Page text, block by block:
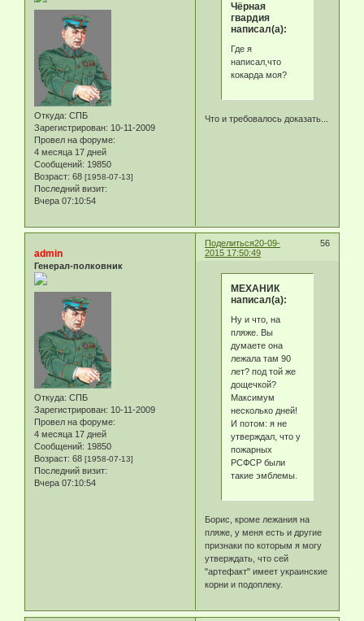
Откуда: СПБ
Зарегистрирован: 10-11-2009
Провел на форуме:
4 месяца 17 дней
Сообщений: 19850
Возраст: 68 [1958-07-13]
Последний визит:
Вчера 07:10:54
Чёрная
гвардия
написал(а):
Где я
написал,что
кокарда моя?
Что и требовалось доказать...
Поделиться 56
20-09-
2015 17:50:49
admin
Генерал-полковник
Откуда: СПБ
Зарегистрирован: 10-11-2009
Провел на форуме:
4 месяца 17 дней
Сообщений: 19850
Возраст: 68 [1958-07-13]
Последний визит:
Вчера 07:10:54
МЕХАНИК
написал(а):
Ну и что, на
пляже. Вы
думаете она
лежала там 90
лет? под той же
дощечкой?
Максимум
несколько дней!
И потом: я не
утверждал, что у
пожарных
РСФСР были
такие эмблемы.
Борис, кроме лежания на
пляже, у меня есть и другие
признаки по которым я могу
утверждать, что сей
"артефакт" имеет украинские
корни и подоплеку.